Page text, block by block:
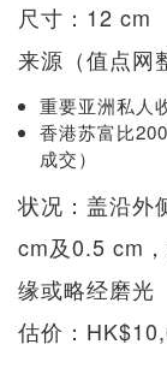
尺寸：12 cm
来源（值点网
重要亚洲私人
香港苏富比
成交）
状况：盖沿外
cm及0.5 cm
缘或略经磨光
估价：